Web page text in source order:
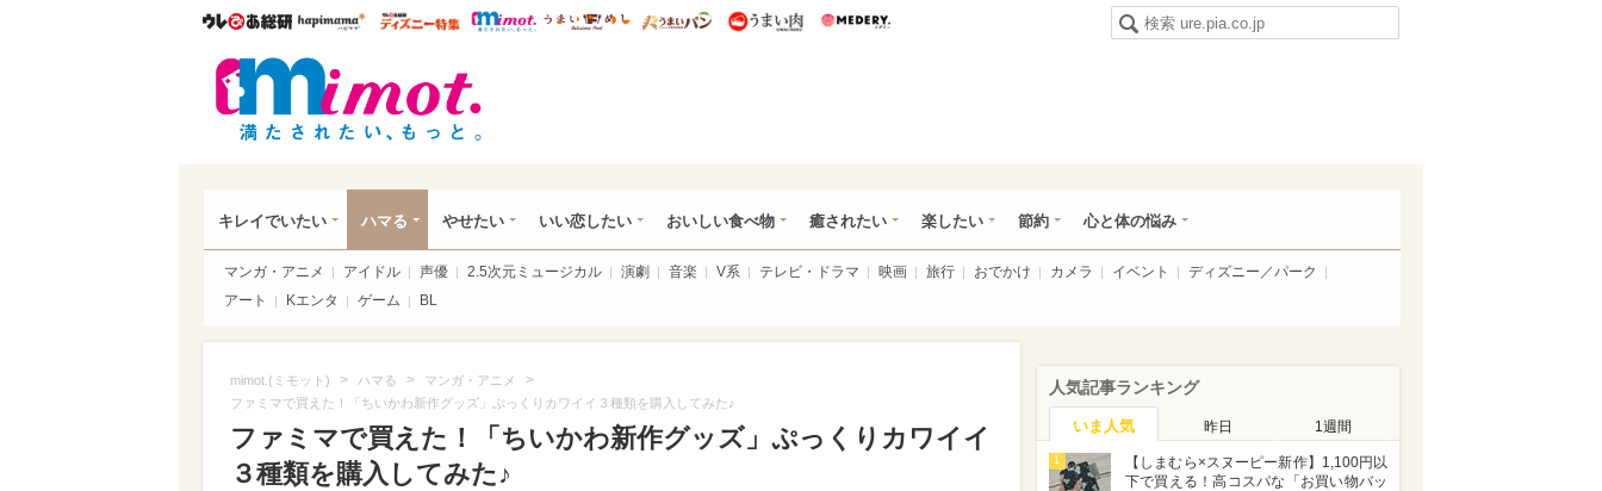
ウレぴあ総研ハピママ* ウレぴあ総研 ディズニー特集
mimot. うまいめし うまいパン うまい肉
キレイでいたい ハマる やせたい いい恋したい おいしい食べ物 癒されたい 楽したい 節約 心と体の悩み
マンガ・アニメ アイドル 声優 2.5次元ミュージカル 演劇 音楽 V系 テレビ・ドラマ 映画 旅行 おでかけ カメラ イベント
ディズニー／パーク
アート
Kエンタ ゲーム BL
mimot.(ミモット) > ハマる > マンガ・アニメ >
ファミマで買えた！「ちいかわ新作グッズ」ぷっくりカワイイ３種類を購入してみた♪
ファミマで買えた！「ちいかわ新作グッズ」ぷっくりカワイイ
３種類を購入してみた♪
人気記事ランキング
いま人気 昨日 1週間
1
【しまむら×スヌーピー新作】1,100円以
下で買える！高コスパな「お買い物バッ